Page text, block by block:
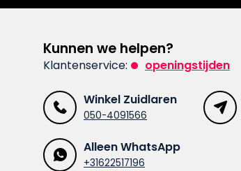
Kunnen we helpen?
Klantenservice: openingstijden
Winkel Zuidlaren
050-4091566
Alleen WhatsApp
+31622517196